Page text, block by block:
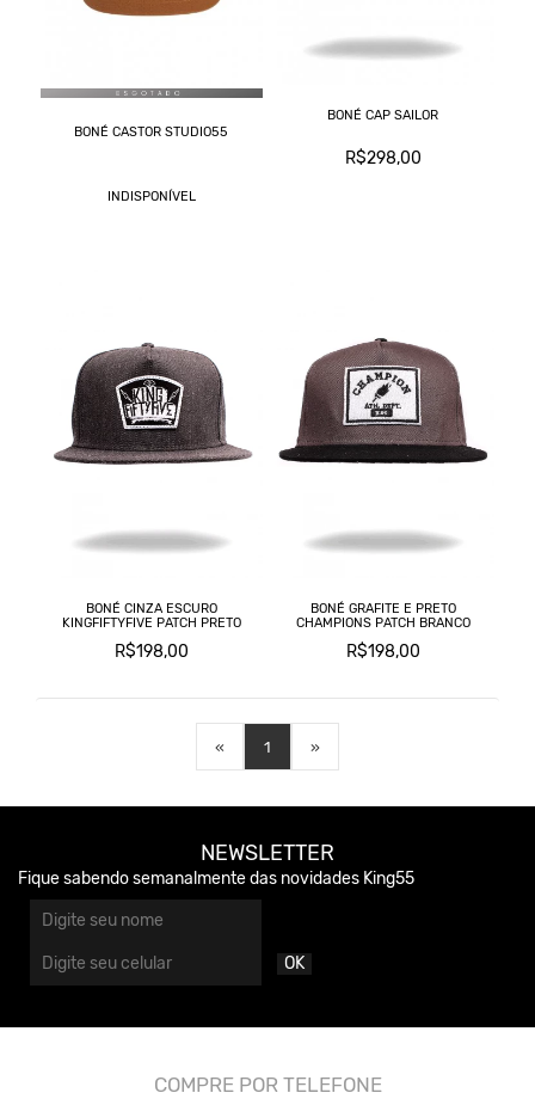
BONÉ CASTOR STUDIO55
INDISPONÍVEL
BONÉ CAP SAILOR
R$298,00
BONÉ CINZA ESCURO
KINGFIFTYFIVE PATCH PRETO
R$198,00
BONÉ GRAFITE E PRETO
CHAMPIONS PATCH BRANCO
R$198,00
« 1 »
NEWSLETTER
Fique sabendo semanalmente das novidades King55
OK
COMPRE POR TELEFONE